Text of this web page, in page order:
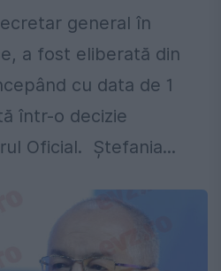
general în
a fost eliberată din
cu data de 1
într-o decizie
Oficial. Ștefania...